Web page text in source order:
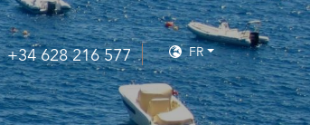
+34 628 216 577 FR